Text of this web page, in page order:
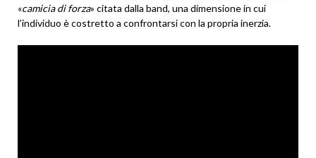
«camicia di forza» citata dalla band, una dimensione in cui
l’individuo è costretto a confrontarsi con la propria inerzia.